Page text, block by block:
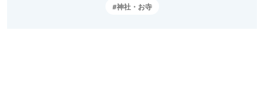
神社・お寺